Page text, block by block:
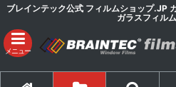
ブレインテック公式 フィルムショップ.JP
ガラスフィル
メニュー